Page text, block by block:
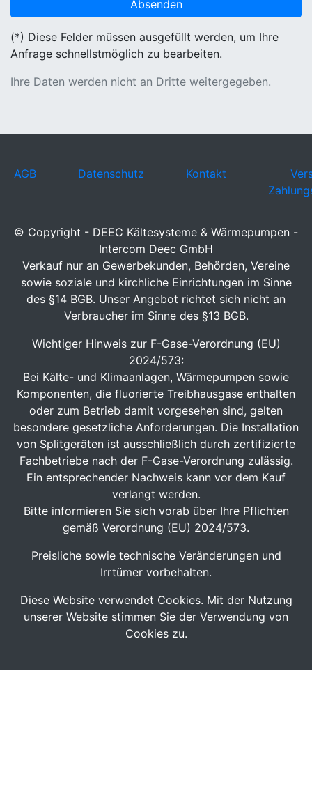
(*) Diese Felder müssen ausgefüllt werden, um Ihre
Anfrage schnellstmöglich zu bearbeiten.
Ihre Daten werden nicht an Dritte weitergegeben.
AGB Datenschutz Kontakt
© Copyright - DEEC Kältesysteme & Wärmepumpen -
Intercom Deec GmbH
Verkauf nur an Gewerbekunden, Behörden, Vereine
sowie soziale und kirchliche Einrichtungen im Sinne
des §14 BGB. Unser Angebot richtet sich nicht an
Verbraucher im Sinne des §13 BGB.
Wichtiger Hinweis zur F-Gase-Verordnung (EU)
2024/573:
Bei Kälte- und Klimaanlagen, Wärmepumpen sowie
Komponenten, die fluorierte Treibhausgase enthalten
oder zum Betrieb damit vorgesehen sind, gelten
besondere gesetzliche Anforderungen. Die Installation
von Splitgeräten ist ausschließlich durch zertifizierte
Fachbetriebe nach der F-Gase-Verordnung zulässig.
Ein entsprechender Nachweis kann vor dem Kauf
verlangt werden.
Bitte informieren Sie sich vorab über Ihre Pflichten
gemäß Verordnung (EU) 2024/573.
Preisliche sowie technische Veränderungen und
Irrtümer vorbehalten.
Diese Website verwendet Cookies. Mit der Nutzung
unserer Website stimmen Sie der Verwendung von
Cookies zu.